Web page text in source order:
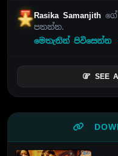
Rasika Samanjithගේ
පතන්න.
මෙතැනින් පිවිසෙන්න
SEE